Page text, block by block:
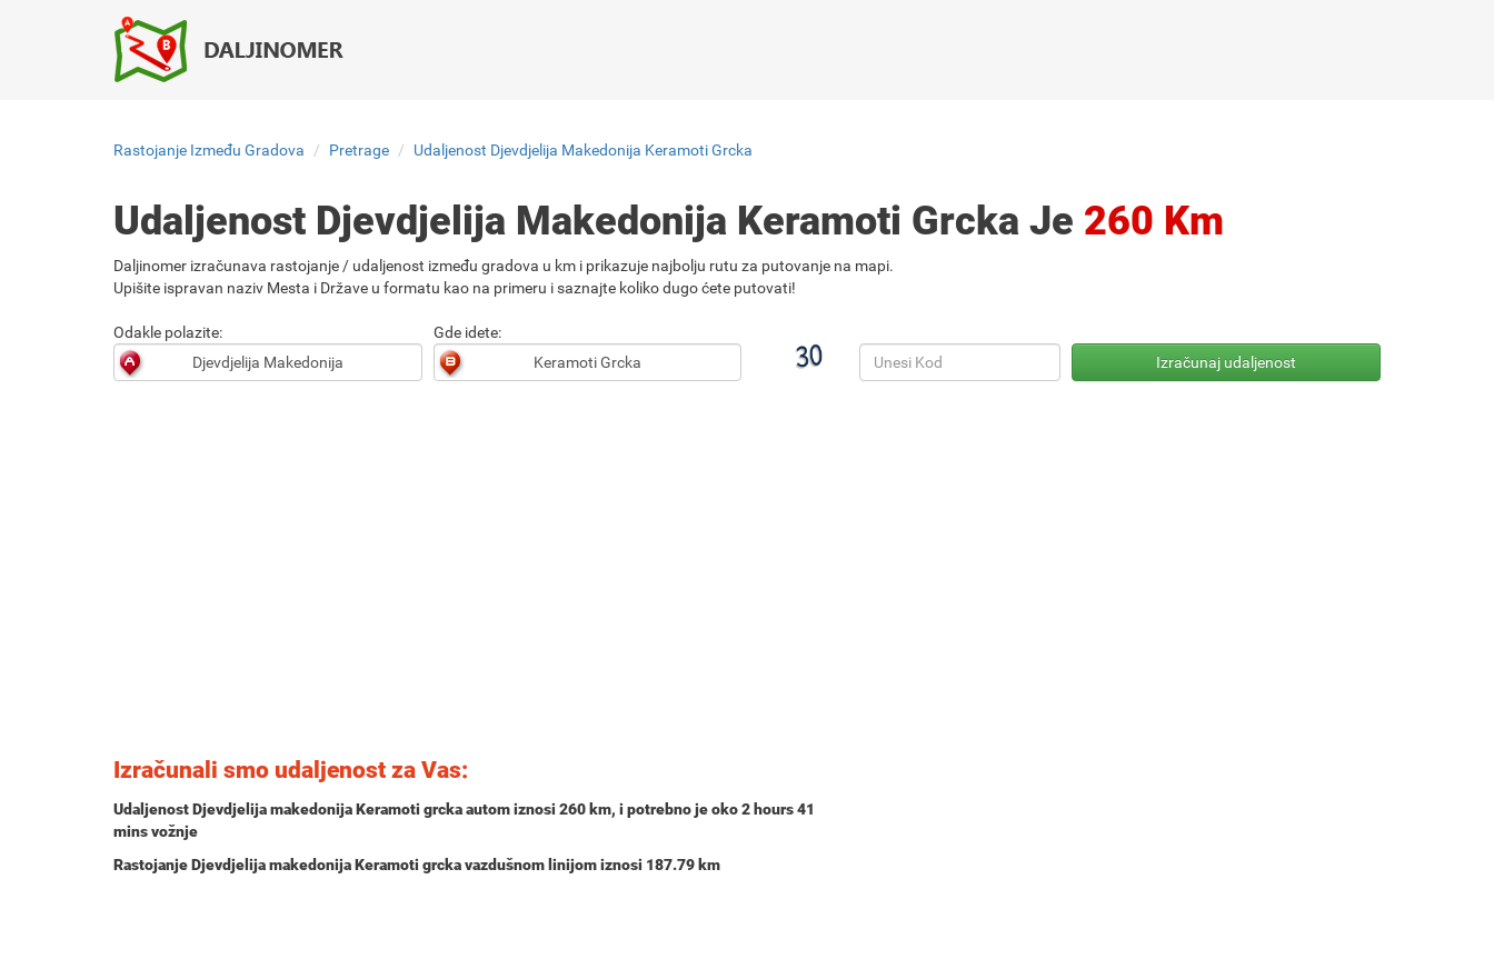
Rastojanje Između Gradova Pretrage Udaljenost Djevdjelija Makedonija Keramoti Grcka
Udaljenost Djevdjelija Makedonija Keramoti Grcka Je 260 Km
Daljinomer izračunava rastojanje / udaljenost između gradova u km i prikazuje najbolju rutu za putovanje na mapi.
Upišite ispravan naziv Mesta i Države u formatu kao na primeru i saznajte koliko dugo ćete putovati!
Odakle polazite: Gde idete:
Izračunali smo udaljenost za Vas:
Udaljenost Djevdjelija makedonija Keramoti grcka autom iznosi 260 km, i potrebno je oko2 hours 41
minsvožnje
Rastojanje Djevdjelija makedonija Keramoti grcka vazdušnom linijom iznosi 187.79 km